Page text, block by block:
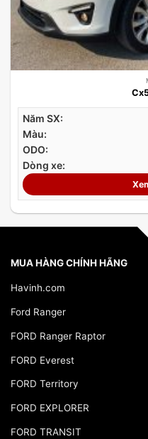
Năm SX:
Màu:
ODO:
Dòng xe:
MUA HÀNG CHÍNH HÃNG
Havinh.com
Ford Ranger
FORD Ranger Raptor
FORD Everest
FORD Territory
FORD EXPLORER
FORD TRANSIT